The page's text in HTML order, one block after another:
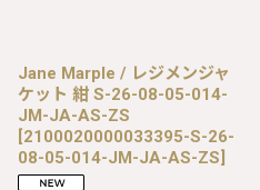
Jane Marple / レジメンジャ
ケット 紺 S-26-08-05-014-
JM-JA-AS-ZS
[2100020000033395-S-26-
08-05-014-JM-JA-AS-ZS]